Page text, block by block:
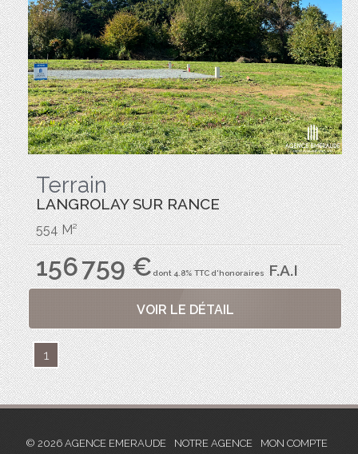
Terrain
LANGROLAY SUR RANCE
554 M²
156 759 €dont 4.8% TTC d'honorairesF.A.I
VOIR LE DÉTAIL
1
© 2026 AGENCE EMERAUDE NOTRE AGENCE MON COMPTE